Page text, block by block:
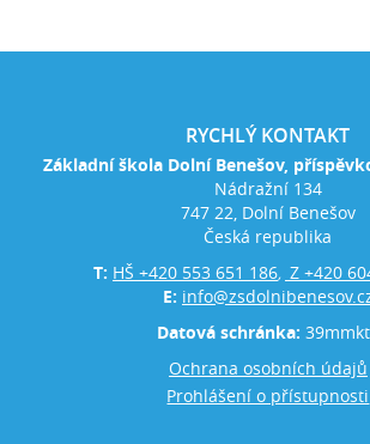
RYCHLÝ KONTAKT
Základní škola Dolní Benešov,
Nádražní 134
747 22, Dolní Benešov
Česká republika
T: HŠ +420 553 651 186, Z +420
E:
Datová schránka:
Ochrana osobních údajů
Prohlášení o přístupnosti